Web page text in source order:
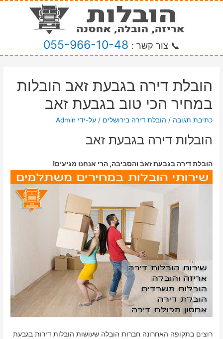
📞 צור קשר : 055-966-10-48
הובלת דירה בגבעת זאב הובלות
במחיר הכי טוב בגבעת זאב
כתיבת תגובה / הובלת דירה בירושלים / על-ידי Admin
הובלות דירה בגבעת זאב
הובלת דירה בגבעת זאב והסביבה, הרי אנחנו מגיעים!
רוצים בתקופה האחרונה חברות הובלה שעושות הובלות דירות בגבעת